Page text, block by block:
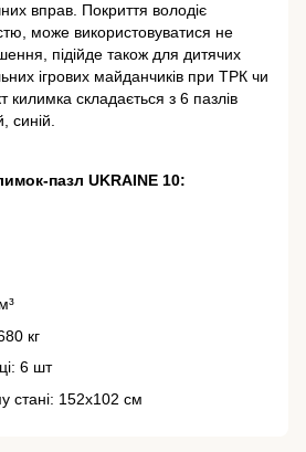
вправ. Покриття володіє
може використовуватися не
підійде також для дитячих
ігрових майданчиків при ТРК чи
килимка складається з 6 пазлів
синій.
пазл UKRAINE 10:
кг
6 шт
стані: 152х102 см